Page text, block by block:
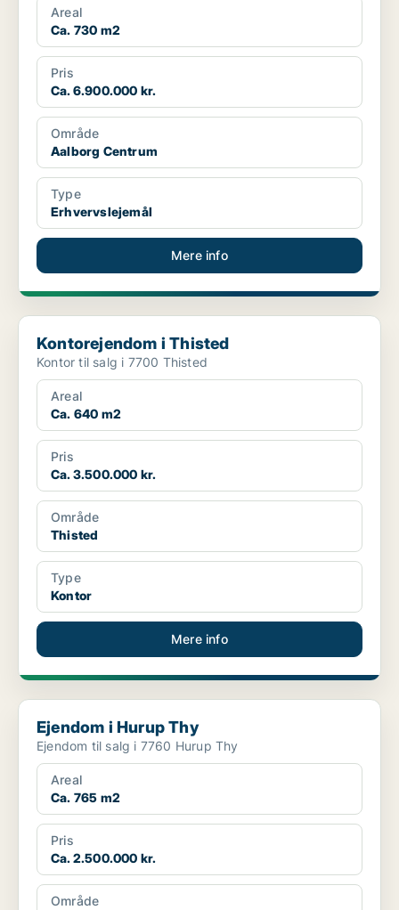
Areal
Ca. 730 m2
Pris
Ca. 6.900.000 kr.
Område
Aalborg Centrum
Type
Erhvervslejemål
Mere info
Kontorejendom i Thisted
Kontorejendom i Thisted
Kontor til salg i 7700 Thisted
Areal
Ca. 640 m2
Pris
Ca. 3.500.000 kr.
Område
Thisted
Type
Kontor
Mere info
Ejendom i Hurup Thy
Ejendom i Hurup Thy
Ejendom til salg i 7760 Hurup Thy
Areal
Ca. 765 m2
Pris
Ca. 2.500.000 kr.
Område